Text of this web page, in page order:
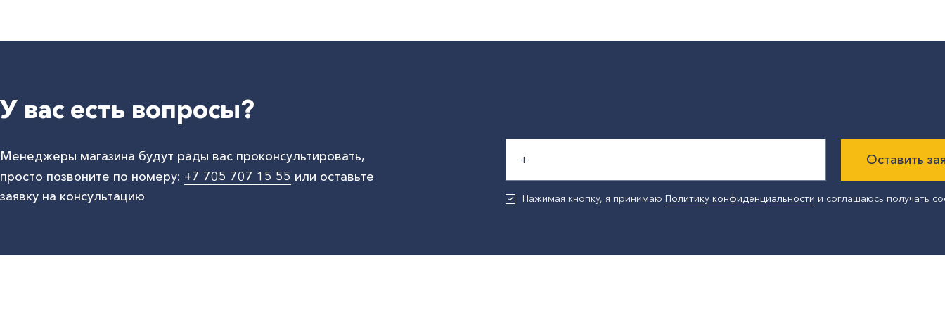
У вас есть вопросы?
Менеджеры магазина будут рады вас проконсультировать,
просто позвоните по номеру: +7 705 707 15 55 или оставьте
заявку на консультацию
Оставить
Нажимая кнопку, я принимаюПолитику конфиденциальности и соглашаюсь получать